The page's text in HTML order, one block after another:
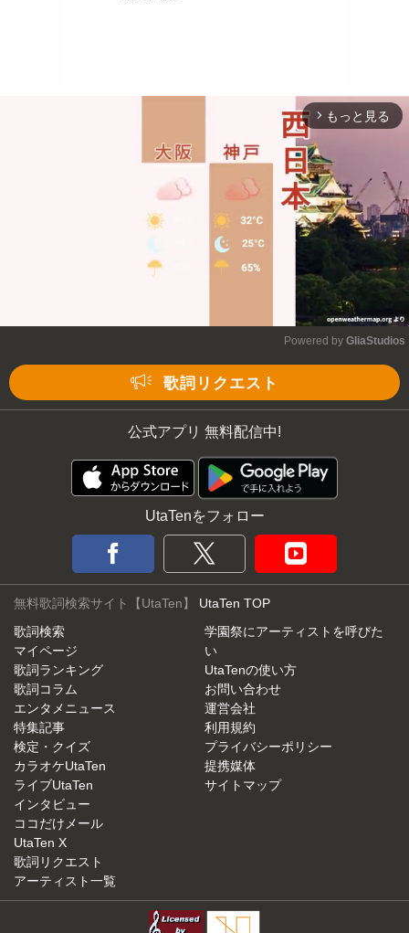
arrow_forward_ios もっと見る
Powered by GliaStudios
歌詞リクエスト
公式アプリ 無料配信中!
UtaTenをフォロー
無料歌詞検索サイト【UtaTen】 UtaTen TOP
歌詞検索
マイページ
歌詞ランキング
歌詞コラム
エンタメニュース
特集記事
検定・クイズ
カラオケUtaTen
ライブUtaTen
インタビュー
ココだけメール
UtaTen X
歌詞リクエスト
アーティスト一覧
学園祭にアーティストを呼びた
い
UtaTenの使い方
お問い合わせ
運営会社
利用規約
プライバシーポリシー
提携媒体
サイトマップ